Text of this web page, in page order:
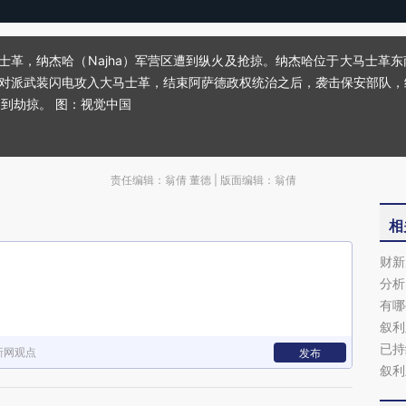
革，纳杰哈（Najha）军营区遭到纵火及抢掠。纳杰哈位于大马士革
派武装闪电攻入大马士革，结束阿萨德政权统治之后，袭击保安部队
劫掠。 图：视觉中国
责任编辑：翁倩 董德 | 版面编辑：翁倩
网观点 发布
财
分
有
叙
已
叙